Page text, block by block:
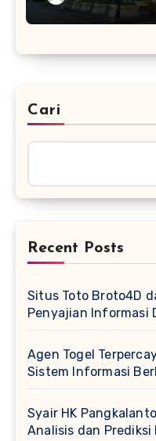
Cari
Recent Posts
Situs Toto Broto4D
Penyajian Informasi
Agen Togel
Sistem Informasi
Syair HK
Analisis dan Prediksi